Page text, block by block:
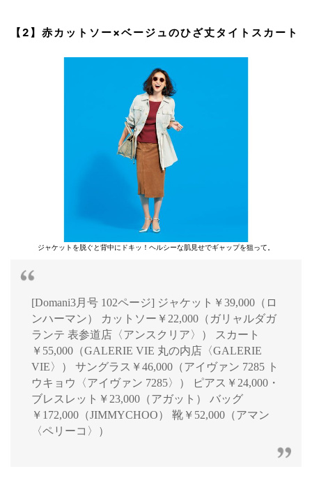
【2】赤カットソー×ベージュのひざ丈タイトスカート
ジャケットを脱ぐと背中にドキッ！ヘルシーな肌見せでギャップを狙って。
[Domani3月号 102ページ] ジャケット￥39,000（ロ
ンハーマン） カットソー￥22,000（ガリャルダガ
ランテ 表参道店〈アンスクリア〉） スカート
￥55,000（GALERIE VIE 丸の内店〈GALERIE
VIE〉） サングラス￥46,000（アイヴァン 7285 ト
ウキョウ〈アイヴァン 7285〉） ピアス￥24,000・
ブレスレット￥23,000（アガット） バッグ
￥172,000（JIMMYCHOO） 靴￥52,000（アマン
〈ペリーコ〉）